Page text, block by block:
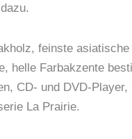
feinste
helle Farbakzente
CD- und DVD-
La Prairie.